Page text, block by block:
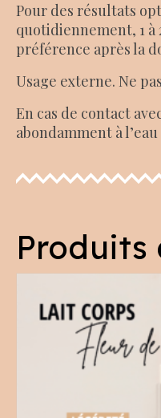
Pour des résultats
quotidiennement, 1 à
préférence après la
Usage externe. Ne
En cas de contact
abondamment à
Produits